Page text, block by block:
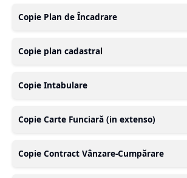
Copie Plan de Încadrare
Copie plan cadastral
Copie Intabulare
Copie Carte Funciară (in extenso)
Copie Contract Vânzare-Cumpărare